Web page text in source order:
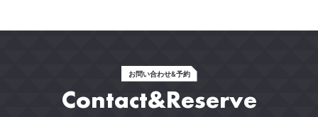
お問い合わせ&予約
Contact&Reserve